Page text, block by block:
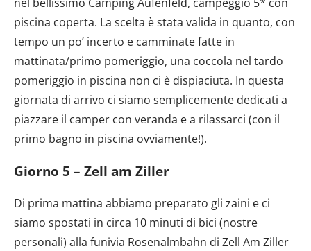
piscina coperta. La scelta è stata valida in quanto, con
tempo un po’ incerto e camminate fatte in
mattinata/primo pomeriggio, una coccola nel tardo
pomeriggio in piscina non ci è dispiaciuta. In questa
giornata di arrivo ci siamo semplicemente dedicati a
piazzare il camper con veranda e a rilassarci (con il
primo bagno in piscina ovviamente!).
Giorno 5 – Zell am Ziller
Di prima mattina abbiamo preparato gli zaini e ci
siamo spostati in circa 10 minuti di bici (nostre
personali) alla funivia Rosenalmbahn di Zell Am Ziller